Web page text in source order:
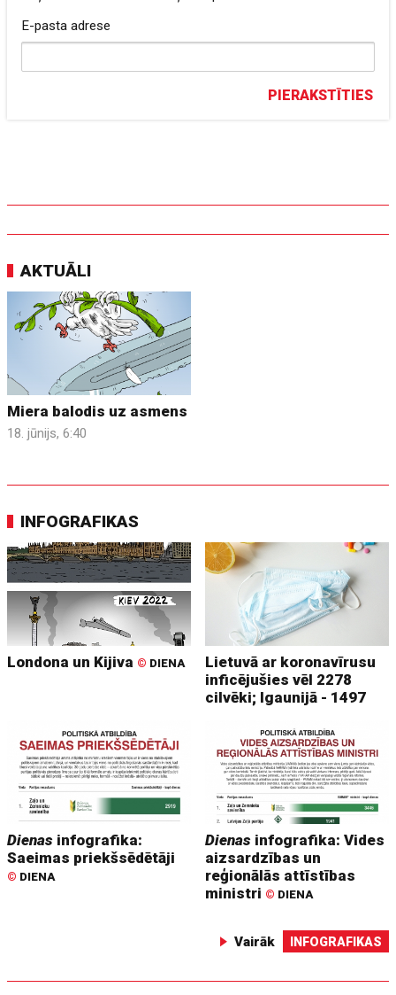
E-pasta adrese
PIERAKSTĪTIES
AKTUĀLI
Miera balodis uz asmens
18. jūnijs, 6:40
INFOGRAFIKAS
Londona un Kijiva © DIENA
Lietuvā ar koronavīrusu
inficējušies vēl 2278
cilvēki; Igaunijā - 1497
Dienas infografika:
Saeimas priekšsēdētāji
© DIENA
Dienas infografika: Vides
aizsardzības un
reģionālās attīstības
ministri © DIENA
Vairāk INFOGRAFIKAS